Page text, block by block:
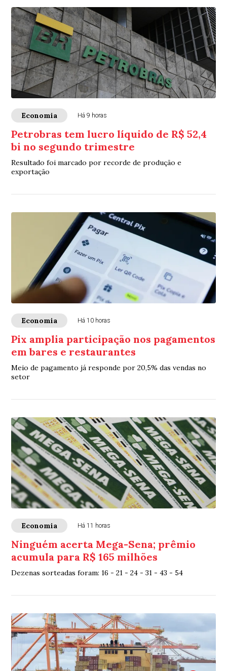
Economia Há 9 horas
Petrobras tem lucro líquido de R$ 52,4
bi no segundo trimestre
Resultado foi marcado por recorde de produção e
exportação
Economia Há 10 horas
Pix amplia participação nos pagamentos
em bares e restaurantes
Meio de pagamento já responde por 20,5% das vendas no
setor
Economia Há 11 horas
Ninguém acerta Mega-Sena; prêmio
acumula para R$ 165 milhões
Dezenas sorteadas foram: 16 - 21 - 24 - 31 - 43 - 54